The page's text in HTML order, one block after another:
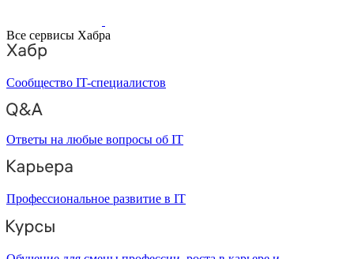
Все сервисы Хабра
Сообщество IT-специалистов
Ответы на любые вопросы об IT
Профессиональное развитие в IT